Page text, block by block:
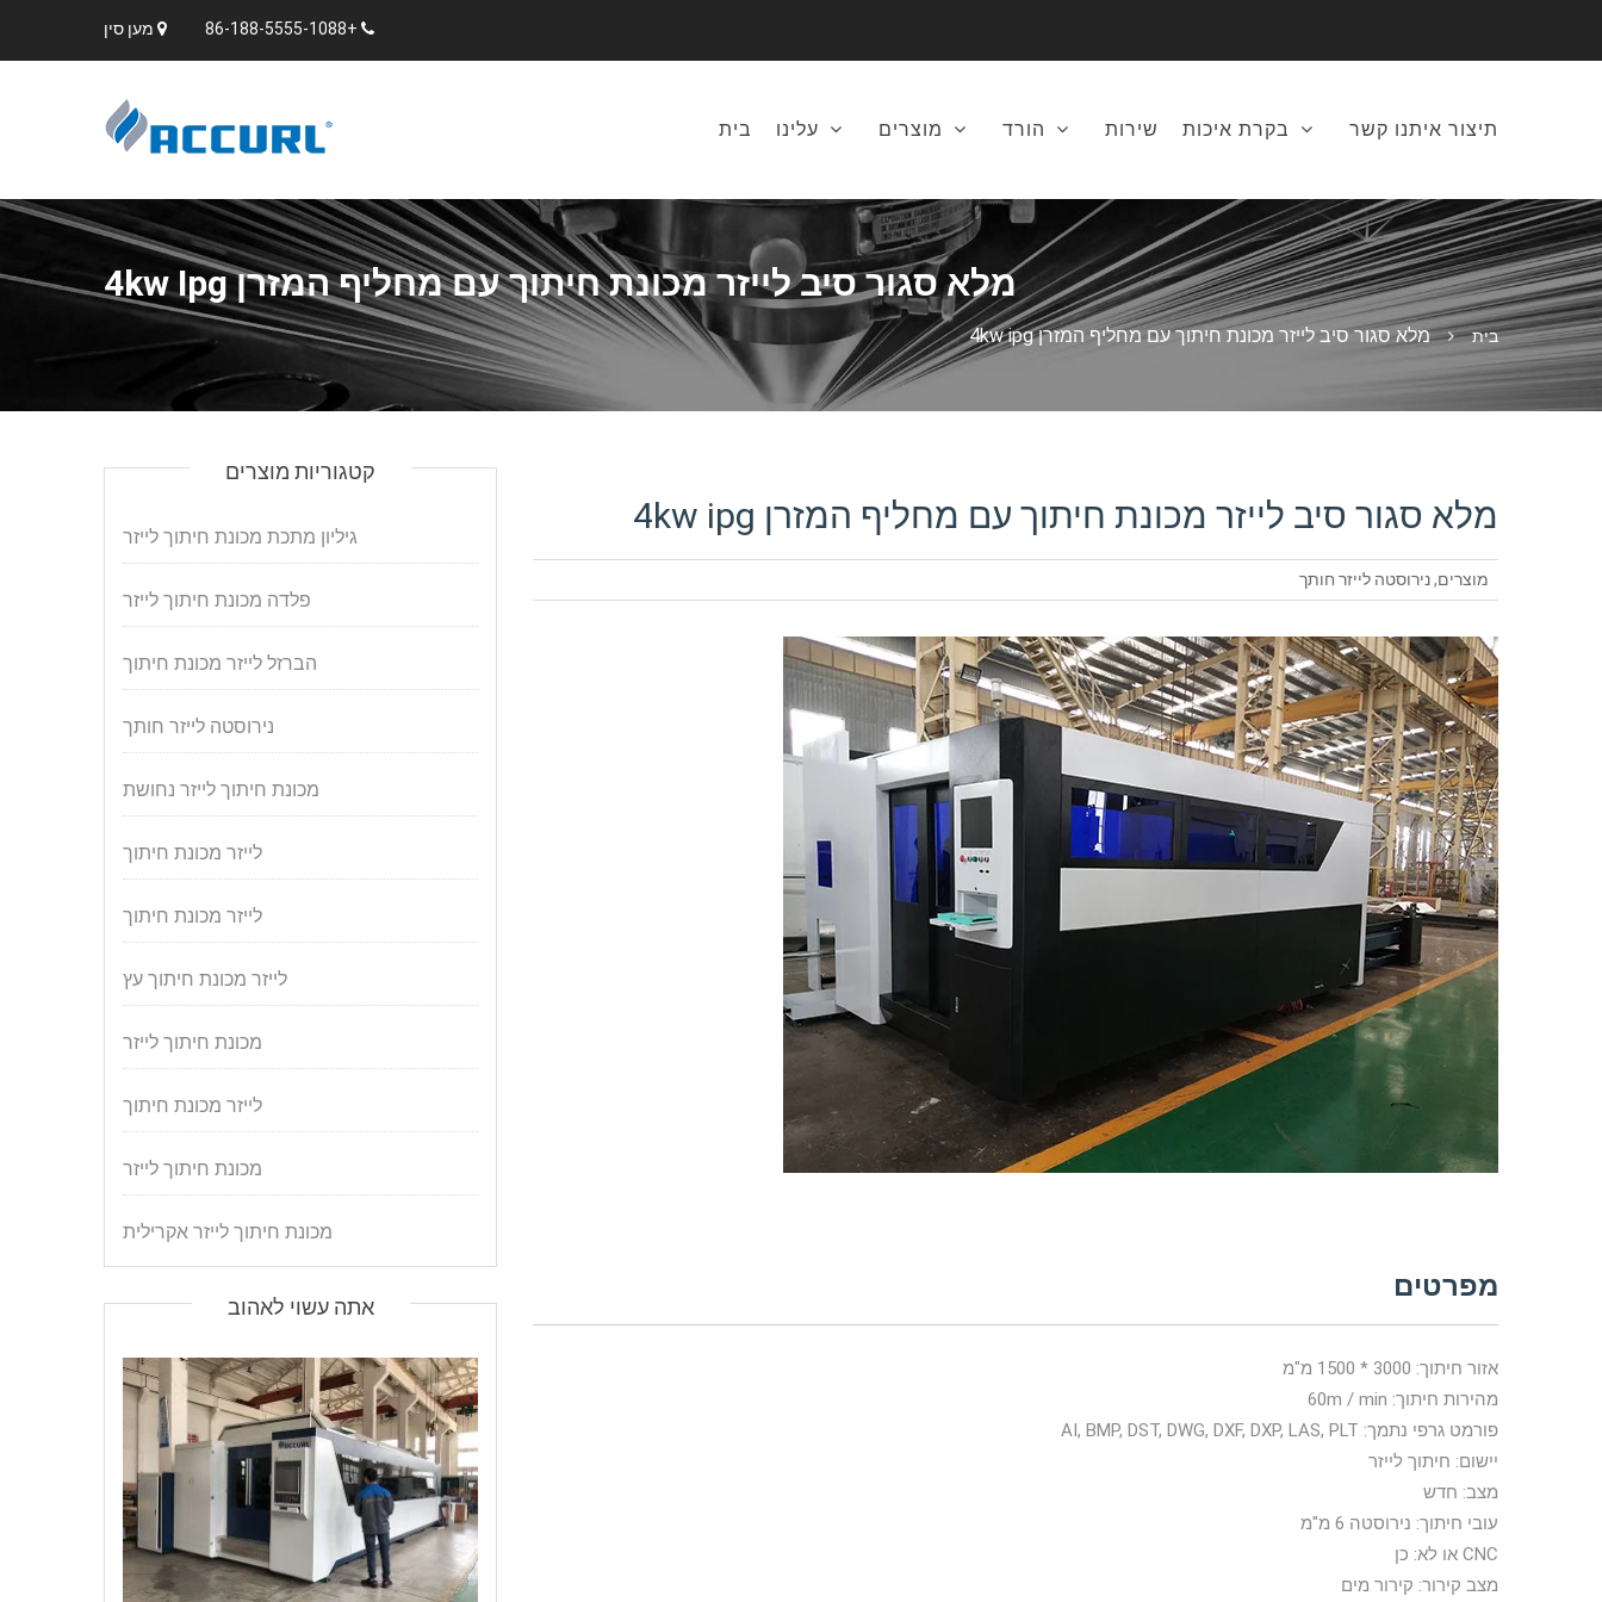
מען סין +86-188-5555-1088
בית עלינו מוצרים הורד שירות בקרת איכות תיצור איתנו קשר
מלא סגור סיב לייזר מכונת חיתוך עם מחליף המזרן 4kw Ipg
בית מלא סגור סיב לייזר מכונת חיתוך עם מחליף המזרן 4kw ipg
מלא סגור סיב לייזר מכונת חיתוך עם מחליף המזרן 4kw ipg
מוצרים,נירוסטה לייזר חותך
מפרטים
אזור חיתוך: 3000 * 1500 מ"מ
מהירות חיתוך: 60m / min
פורמט גרפי נתמך: AI, BMP, DST, DWG, DXF, DXP, LAS, PLT
יישום: חיתוך לייזר
מצב: חדש
עובי חיתוך: נירוסטה 6 מ"מ
CNC או לא: כן
מצב קירור: קירור מים
קטגוריות מוצרים
גיליון מתכת מכונת חיתוך לייזר
פלדה מכונת חיתוך לייזר
הברזל לייזר מכונת חיתוך
נירוסטה לייזר חותך
מכונת חיתוך לייזר נחושת
לייזר מכונת חיתוך
לייזר מכונת חיתוך
לייזר מכונת חיתוך עץ
מכונת חיתוך לייזר
לייזר מכונת חיתוך
מכונת חיתוך לייזר
מכונת חיתוך לייזר אקרילית
אתה עשוי לאהוב